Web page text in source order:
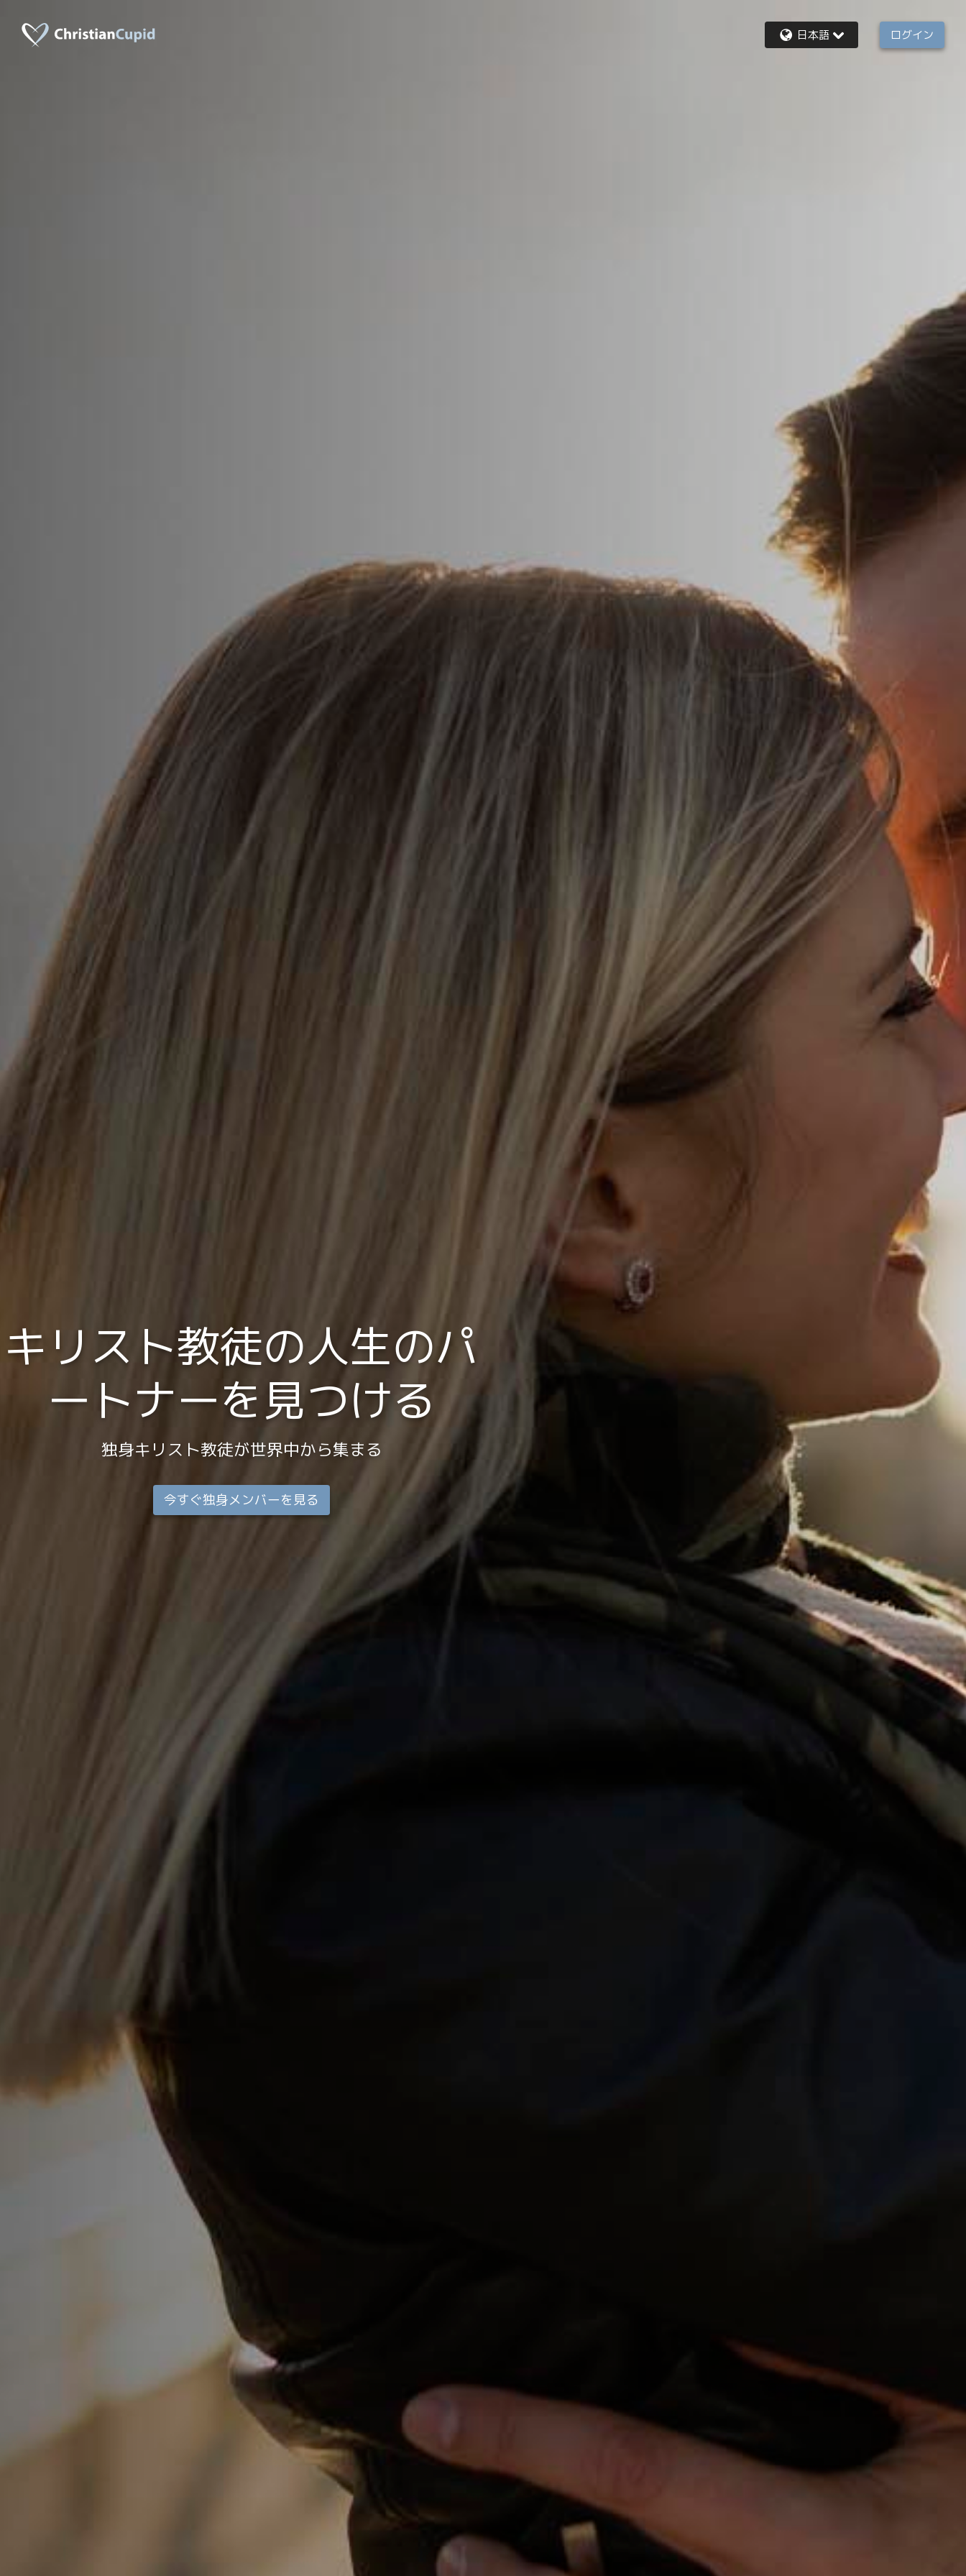
日本語 ログイン
キリスト教徒の人生のパ
ートナーを見つける
独身キリスト教徒が世界中から集まる
今すぐ独身メンバーを見る